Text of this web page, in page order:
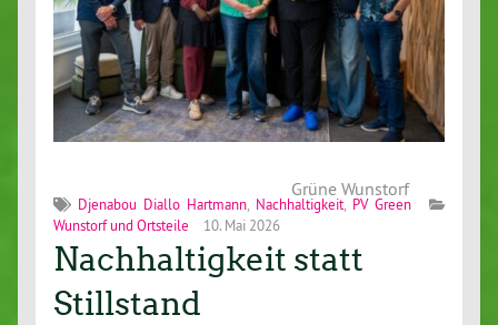
Grüne Wunstorf
Djenabou Diallo Hartmann Nachhaltigkeit PV Green
Wunstorf und Ortsteile
10. Mai 2026
Nachhaltigkeit statt
Stillstand